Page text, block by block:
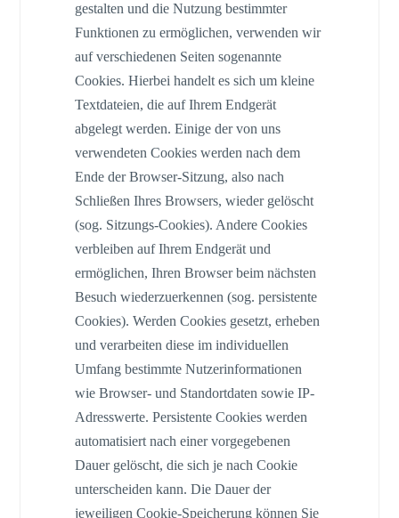
gestalten und die Nutzung bestimmter
Funktionen zu ermöglichen, verwenden wir
auf verschiedenen Seiten sogenannte
Cookies. Hierbei handelt es sich um kleine
Textdateien, die auf Ihrem Endgerät
abgelegt werden. Einige der von uns
verwendeten Cookies werden nach dem
Ende der Browser-Sitzung, also nach
Schließen Ihres Browsers, wieder gelöscht
(sog. Sitzungs-Cookies). Andere Cookies
verbleiben auf Ihrem Endgerät und
ermöglichen, Ihren Browser beim nächsten
Besuch wiederzuerkennen (sog. persistente
Cookies). Werden Cookies gesetzt, erheben
und verarbeiten diese im individuellen
Umfang bestimmte Nutzerinformationen
wie Browser- und Standortdaten sowie IP-
Adresswerte. Persistente Cookies werden
automatisiert nach einer vorgegebenen
Dauer gelöscht, die sich je nach Cookie
unterscheiden kann. Die Dauer der
jeweiligen Cookie-Speicherung können Sie